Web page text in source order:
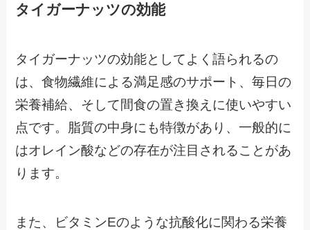
タイガーナッツの効能
タイガーナッツの効能としてよく語られるの
は、食物繊維による満足感のサポート、毎日の
栄養補給、そして間食の置き換えに使いやすい
点です。脂質の中身にも特徴があり、一般的に
はオレイン酸などの存在が注目されることがあ
ります。
また、ビタミンEのような抗酸化に関わる栄養